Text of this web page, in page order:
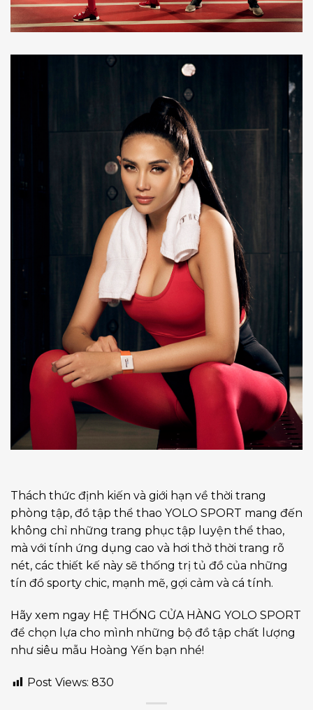
Thách thức định kiến và giới hạn về thời trang
phòng tập, đồ tập thể thao YOLO SPORT mang đến
không chỉ những trang phục tập luyện thể thao,
mà với tính ứng dụng cao và hơi thở thời trang rõ
nét, các thiết kế này sẽ thống trị tủ đồ của những
tín đồ sporty chic, mạnh mẽ, gợi cảm và cá tính.
Hãy xem ngay HỆ THỐNG CỬA HÀNG YOLO SPORT
để chọn lựa cho mình những bộ đồ tập chất lượng
như siêu mẫu Hoàng Yến bạn nhé!
Post Views: 830